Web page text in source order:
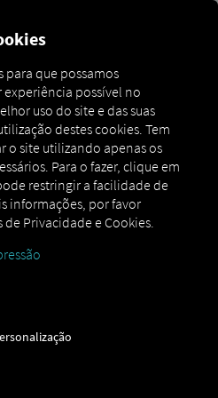
West
09
15 73
para que possamos
possível no
uso do site e das suas
destes cookies. Tem
o site utilizando apenas os
Para o fazer, clique em
restringir a facilidade de
informações, por favor
de Privacidade e Cookies.